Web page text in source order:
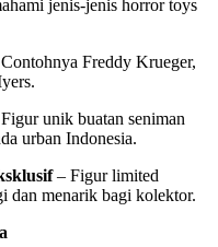
jenis-jenis horror toys
Freddy Krueger,
unik buatan seniman
urban Indonesia.
– Figur limited
dan menarik bagi kolektor.